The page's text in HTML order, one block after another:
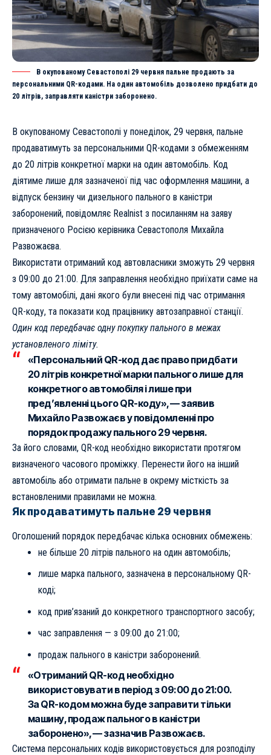
В окупованому Севастополі 29 червня пальне продають за
персональними QR-кодами. На один автомобіль дозволено придбати до
20 літрів, заправляти каністри заборонено.
В окупованому Севастополі у понеділок, 29 червня, пальне
продаватимуть за персональними QR-кодами з обмеженням
до 20 літрів конкретної марки на один автомобіль. Код
діятиме лише для зазначеної під час оформлення машини, а
відпуск бензину чи дизельного пального в каністри
заборонений, повідомляє Realnist з посиланням на заяву
призначеного Росією керівника Севастополя Михайла
Развожаєва.
Використати отриманий код автовласники зможуть 29 червня
з 09:00 до 21:00. Для заправлення необхідно приїхати саме на
тому автомобілі, дані якого були внесені під час отримання
QR-коду, та показати код працівнику автозаправної станції.
Один код передбачає одну покупку пального в межах
установленого ліміту.
«Персональний QR-код дає право придбати
20 літрів конкретної марки пального лише для
конкретного автомобіля і лише при
пред’явленні цього QR-коду», — заявив
Михайло Развожаєв у повідомленні про
порядок продажу пального 29 червня.
За його словами, QR-код необхідно використати протягом
визначеного часового проміжку. Перенести його на інший
автомобіль або отримати пальне в окрему місткість за
встановленими правилами не можна.
Як продаватимуть пальне 29 червня
Оголошений порядок передбачає кілька основних обмежень:
не більше 20 літрів пального на один автомобіль;
лише марка пального, зазначена в персональному QR-
коді;
код прив’язаний до конкретного транспортного засобу;
час заправлення — з 09:00 до 21:00;
продаж пального в каністри заборонений.
«Отриманий QR-код необхідно
використовувати в період з 09:00 до 21:00.
За QR-кодом можна буде заправити тільки
машину, продаж пального в каністри
заборонено», — зазначив Развожаєв.
Система персональних кодів використовується для розподілу